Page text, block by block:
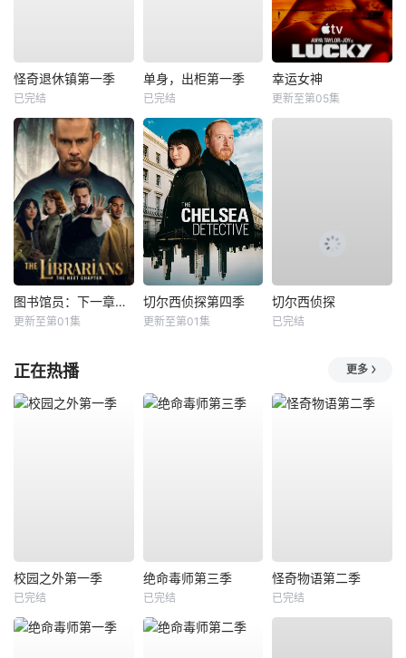
怪奇退休镇第一季
已完结
单身，出柜第一季
已完结
幸运女神
更新至第05集
图书馆员：下一章第二季
更新至第01集
切尔西侦探第四季
更新至第01集
切尔西侦探
已完结
正在热播 更多
校园之外第一季
已完结
绝命毒师第三季
已完结
怪奇物语第二季
已完结